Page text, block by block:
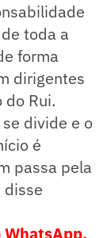
toda a
forma
dirigentes
do Rui.
divide e o
é
passa pela
disse